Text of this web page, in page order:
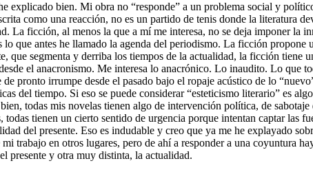
explicado bien. Mi obra no “responde” a un problema social y
como una reacción, no es un partido de tenis donde la literatura
La ficción, al menos la que a mí me interesa, no se deja imponer la
lo que antes he llamado la agenda del periodismo. La ficción propone
que segmenta y derriba los tiempos de la actualidad, la ficción tiene
el anacronismo. Me interesa lo anacrónico. Lo inaudito. Lo que
pronto irrumpe desde el pasado bajo el ropaje acústico de lo
del tiempo. Si eso se puede considerar “esteticismo literario” es
todas mis novelas tienen algo de intervención política, de sabotaje
todas tienen un cierto sentido de urgencia porque intentan captar las
del presente. Eso es indudable y creo que ya me he explayado
trabajo en otros lugares, pero de ahí a responder a una coyuntura
presente y otra muy distinta, la actualidad.